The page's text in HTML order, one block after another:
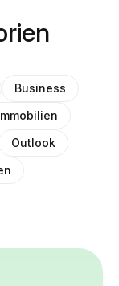
Business
Outlook